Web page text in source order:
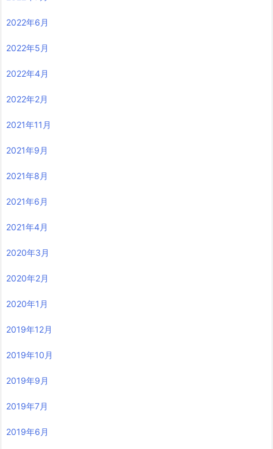
2022年6月
2022年5月
2022年4月
2022年2月
2021年11月
2021年9月
2021年8月
2021年6月
2021年4月
2020年3月
2020年2月
2020年1月
2019年12月
2019年10月
2019年9月
2019年7月
2019年6月